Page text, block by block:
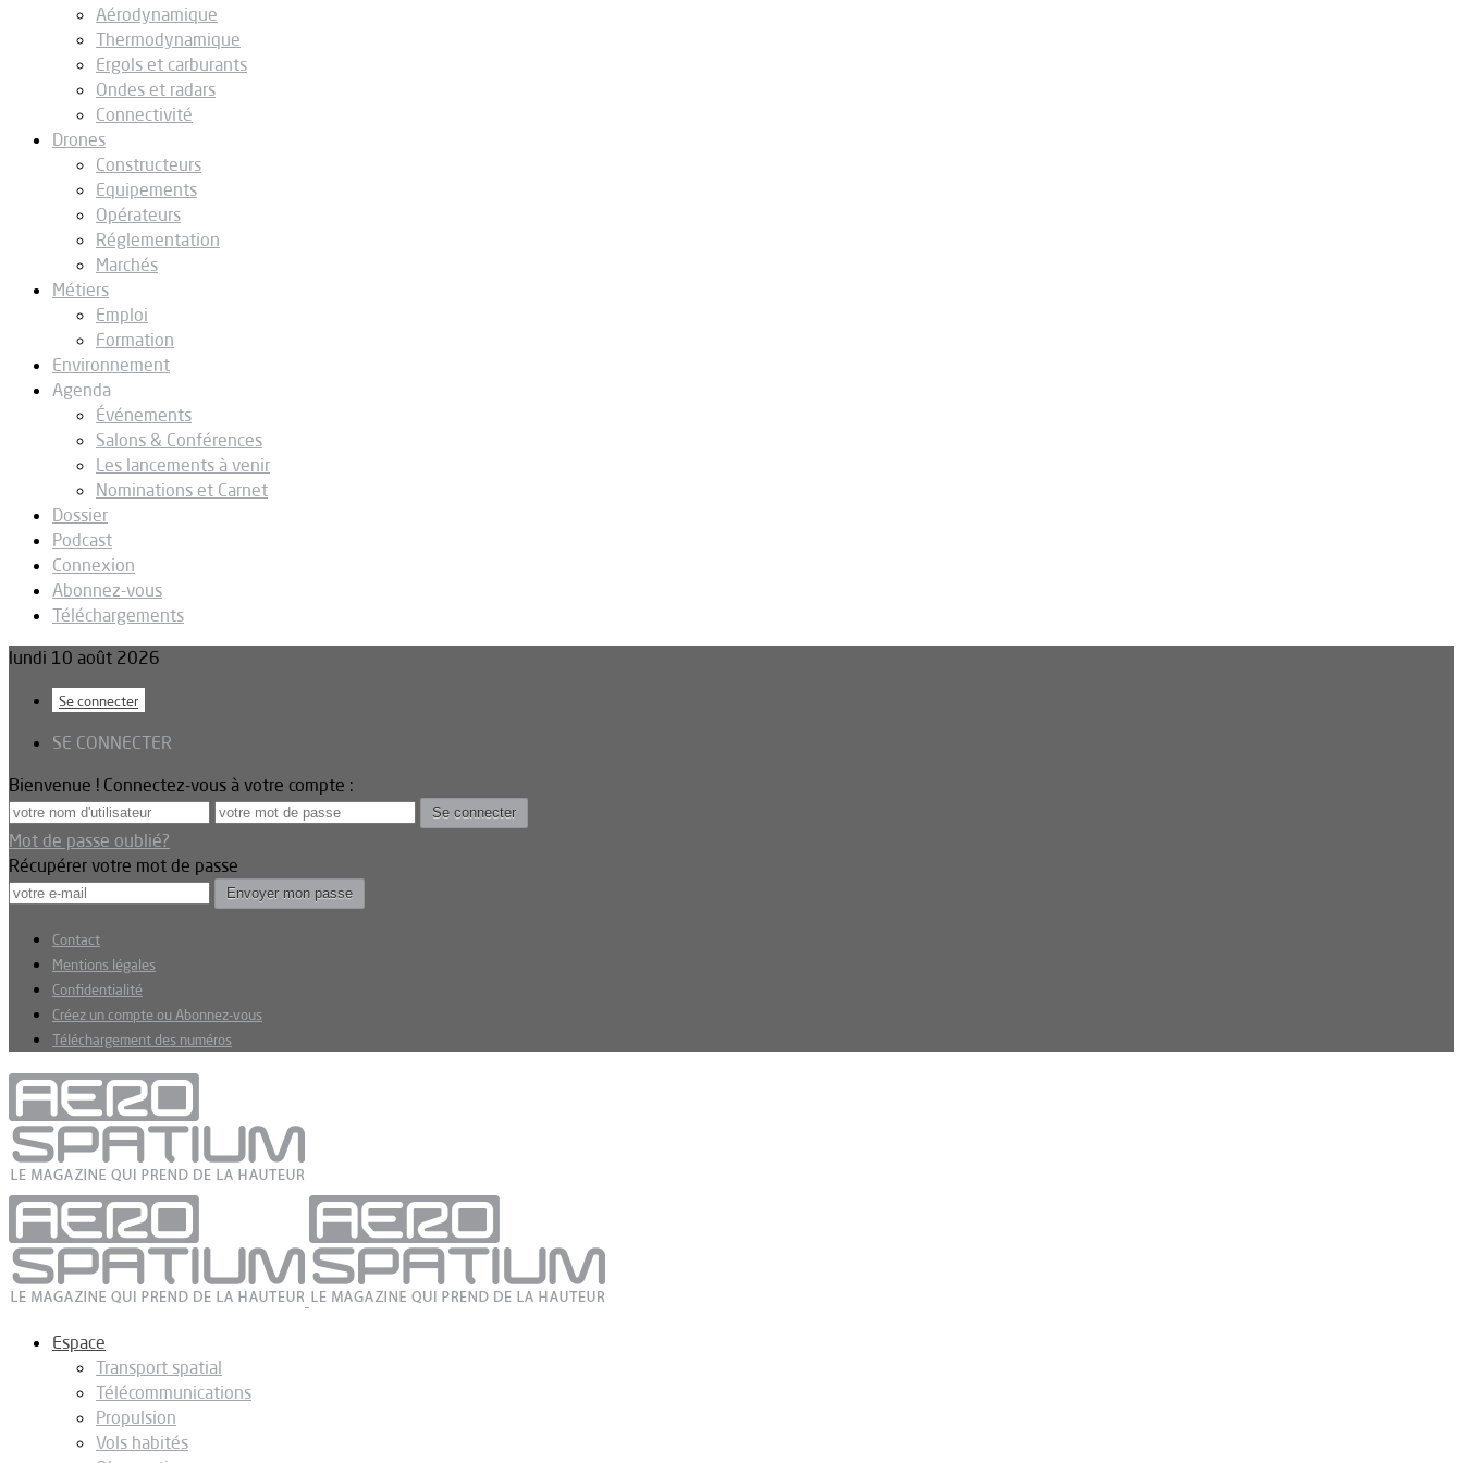
Aérodynamique
Thermodynamique
Ergols et carburants
Ondes et radars
Connectivité
Drones
Constructeurs
Equipements
Opérateurs
Réglementation
Marchés
Métiers
Emploi
Formation
Environnement
Agenda
Événements
Salons & Conférences
Les lancements à venir
Nominations et Carnet
Dossier
Podcast
Connexion
Abonnez-vous
Téléchargements
lundi 10 août 2026
Se connecter
SE CONNECTER
Bienvenue ! Connectez-vous à votre compte :
Mot de passe oublié?
Récupérer votre mot de passe
Contact
Mentions légales
Confidentialité
Créez un compte ou Abonnez-vous
Téléchargement des numéros
Espace
Transport spatial
Télécommunications
Propulsion
Vols habités